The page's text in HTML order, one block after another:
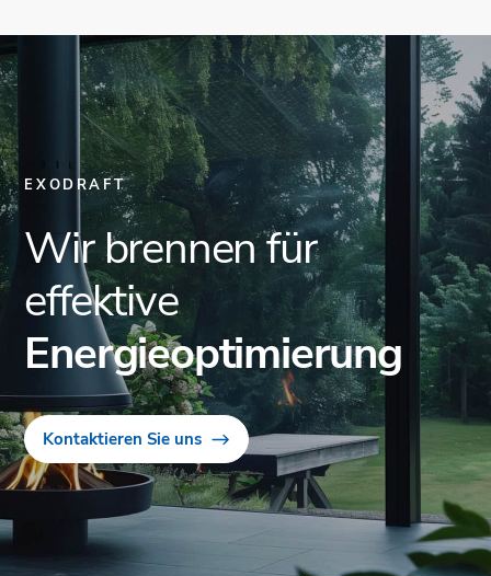
EXODRAFT
Wir brennen für
effektive
Energieoptimierung
Kontaktieren Sie uns